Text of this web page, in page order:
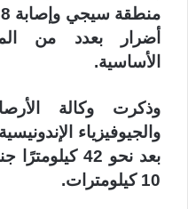
أضرار بعدد من
الأساسية.
وذكرت وكالة
والجيوفيزياء
بعد نحو 42
10 كيلومترات.